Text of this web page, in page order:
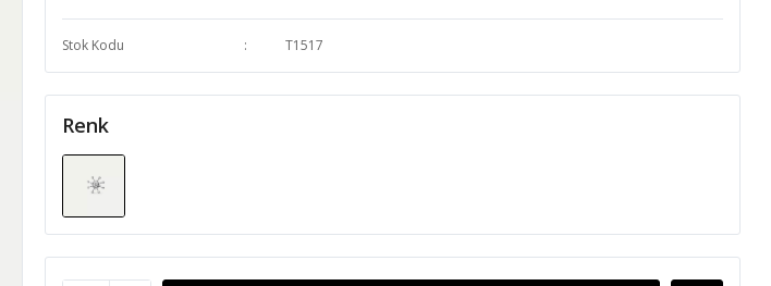
Stok Kodu T1517
Renk